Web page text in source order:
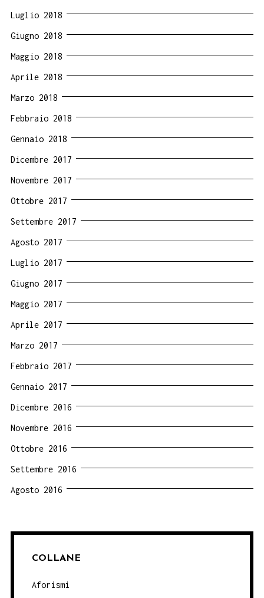
Luglio 2018
Giugno 2018
Maggio 2018
Aprile 2018
Marzo 2018
Febbraio 2018
Gennaio 2018
Dicembre 2017
Novembre 2017
Ottobre 2017
Settembre 2017
Agosto 2017
Luglio 2017
Giugno 2017
Maggio 2017
Aprile 2017
Marzo 2017
Febbraio 2017
Gennaio 2017
Dicembre 2016
Novembre 2016
Ottobre 2016
Settembre 2016
Agosto 2016
COLLANE
Aforismi